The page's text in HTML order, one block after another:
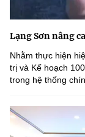
Lạng Sơn nâng
Nhằm thực hiện
trị và Kế hoạch
trong hệ thống